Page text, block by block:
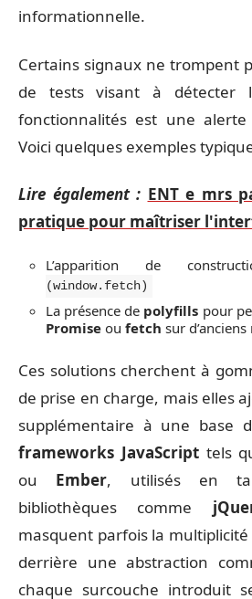
informationnelle.
Certains signaux ne trompent
de tests visant à détecter
fonctionnalités est une
Voici quelques exemples
Lire également : ENT e mrs
pratique pour maîtriser
L’apparition de
(window.fetch)
La présence de polyfills pour
Promise ou fetch sur
Ces solutions cherchent à
de prise en charge, mais elles
supplémentaire à une base
frameworks JavaScripttels
ou Ember, utilisés en
bibliothèques comme
masquent parfois la multiplicité
derrière une abstraction
chaque surcouche introduit